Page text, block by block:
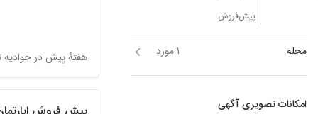
پیش‌فروش
محله ۱ مورد
امکانات تصویری آگهی
هفتهٔ پیش در جوادیه